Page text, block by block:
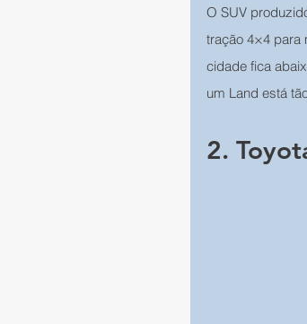
O SUV
tração 4×4 para
cidade fica
um Land está
2.